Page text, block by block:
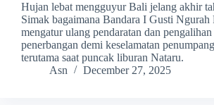
Hujan lebat mengguyur Bali jelang akhir
Simak bagaimana Bandara I Gusti Ngurah
mengatur ulang pendaratan dan pengalihan
penerbangan demi keselamatan
terutama saat puncak liburan Nataru.
Asn
December 27, 2025